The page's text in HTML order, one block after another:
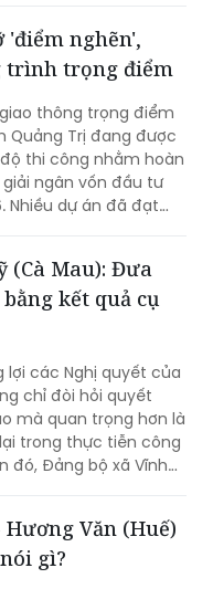
'điểm nghẽn',
trình trọng điểm
thông trọng điểm
Quảng Trị đang được
thi công nhằm hoàn
ngân vốn đầu tư
Nhiều dự án đã đạt
vẫn là "nút thắt"
để bảo đảm tiến độ
(Cà Mau): Đưa
kết quả cụ
lợi các Nghị quyết của
chỉ đòi hỏi quyết
mà quan trọng hơn là
trong thực tiễn công
đó, Đảng bộ xã Vĩnh
phẩm chất, năng
đưa các chủ trương
Văn (Huế)
gì?